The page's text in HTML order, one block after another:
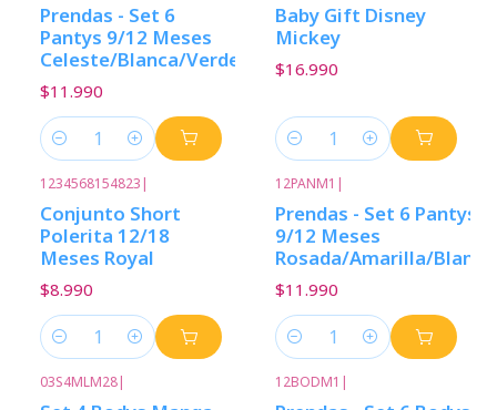
Prendas - Set 6
Pantys 9/12 Meses
Celeste/Blanca/Verde
$11.990
Cantidad
Baby Gift Disney
Mickey
$16.990
Cantidad
1234568154823 |
Conjunto Short
Polerita 12/18
Meses Royal
$8.990
Cantidad
12PANM1 |
Prendas - Set 6 Pantys
9/12 Meses
Rosada/Amarilla/Blanca
$11.990
Cantidad
03S4MLM28| 12BODM1 |